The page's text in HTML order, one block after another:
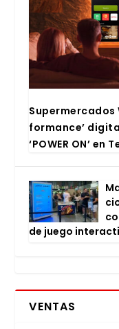
Super­mer­ca­dos
for­man­ce’
‘POWER ON’
de jue­go
VENTAS